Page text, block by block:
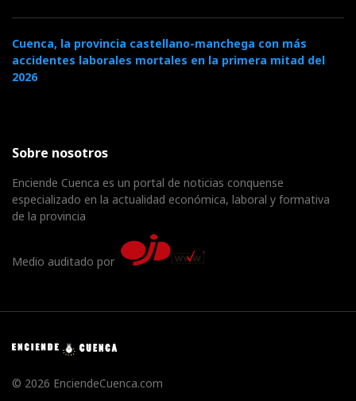
Cuenca, la provincia castellano-manchega con más
accidentes laborales mortales en la primera mitad del
2026
Sobre nosotros
Enciende Cuenca es un portal de noticias conquense
especializado en la actualidad económica, laboral y formativa
de la provincia
Medio auditado por
© 2026 EnciendeCuenca.com